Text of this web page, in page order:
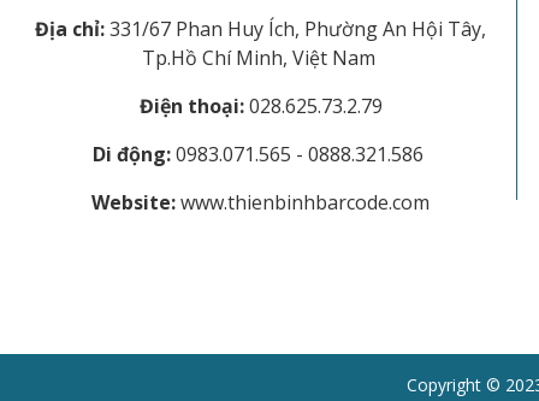
Địa chỉ:331/67 Phan Huy Ích, Phường An Hội Tây,
Tp.Hồ Chí Minh, Việt Nam
Điện thoại:028.625.73.2.79
Di động:0983.071.565 - 0888.321.586
Website:www.thienbinhbarcode.com
Copyright ©